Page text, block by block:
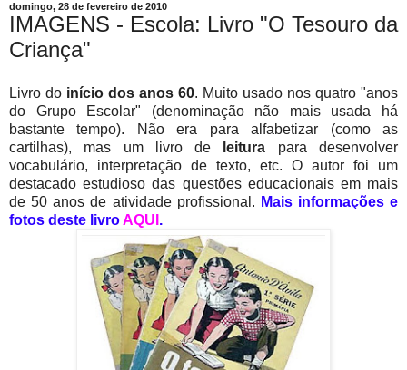
domingo, 28 de fevereiro de 2010
IMAGENS - Escola: Livro "O Tesouro da
Criança"
Livro do início dos anos 60. Muito usado nos quatro "anos
do Grupo Escolar" (denominação não mais usada há
bastante tempo). Não era para alfabetizar (como as
cartilhas), mas um livro de
leitura para desenvolver
vocabulário, interpretação de texto, etc. O autor foi um
destacado estudioso das questões educacionais em mais
de 50 anos de atividade profissional. Mais informações e
fotos deste livroAQUI .